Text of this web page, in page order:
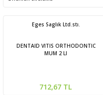
Eges Saglık Ltd.stı.
DENTAID VITIS ORTHODONTIC
MUM 2 LI
712,67 TL